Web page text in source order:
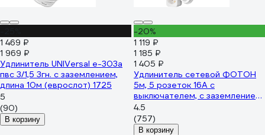
1 469 ₽
1 969 ₽
Удлинитель UNIVersal е-303а
пвс 3/1,5 3гн. с заземлением,
длина 10м (еврослот) 1725
5
(90)
В корзину
-20%
1 119 ₽
1 185 ₽
1 405 ₽
Удлинитель сетевой ФОТОН
5м, 5 розеток 16А с
выключателем, с заземлением,
Белый 21209
4.5
(757)
В корзину